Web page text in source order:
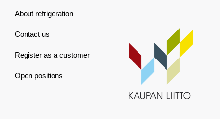
About refrigeration
Contact us
Register as a customer
Open positions